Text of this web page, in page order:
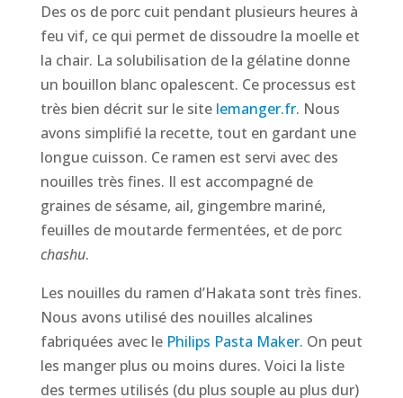
Des os de porc cuit pendant plusieurs heures à
feu vif, ce qui permet de dissoudre la moelle et
la chair. La solubilisation de la gélatine donne
un bouillon blanc opalescent. Ce processus est
très bien décrit sur le site lemanger.fr. Nous
avons simplifié la recette, tout en gardant une
longue cuisson. Ce ramen est servi avec des
nouilles très fines. Il est accompagné de
graines de sésame, ail, gingembre mariné,
feuilles de moutarde fermentées, et de porc
chashu.
Les nouilles du ramen d’Hakata sont très fines.
Nous avons utilisé des nouilles alcalines
fabriquées avec le Philips Pasta Maker. On peut
les manger plus ou moins dures. Voici la liste
des termes utilisés (du plus souple au plus dur)